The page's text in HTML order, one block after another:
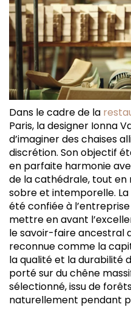
Dans le cadre de la
Paris, la designer Ionna
d’imaginer des chaises
discrétion. Son objectif
en parfaite harmonie
de la cathédrale, tout
sobre et intemporelle.
été confiée à l’entreprise
mettre en avant
le savoir-faire ancestral
reconnue comme la
la qualité et la durabilité
porté sur du chêne
sélectionné, issu de
naturellement pendant